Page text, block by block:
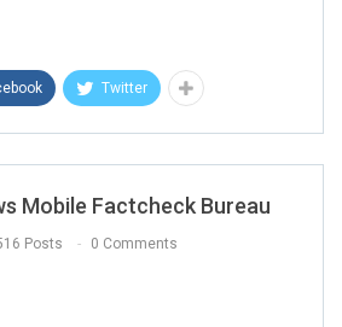
BUSTER
Twitter
Mobile Factcheck Bureau
Posts 0 Comments